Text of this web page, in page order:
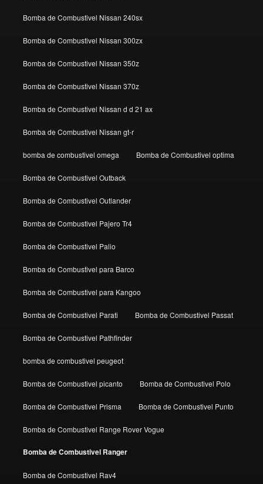
Bomba de Combustivel Nissan 240sx
Bomba de Combustivel Nissan 300zx
Bomba de Combustivel Nissan 350z
Bomba de Combustivel Nissan 370z
Bomba de Combustivel Nissan d d 21 ax
Bomba de Combustivel Nissan gt-r
bomba de combustivel omega Bomba de Combustivel optima
Bomba de Combustivel Outback
Bomba de Combustivel Outlander
Bomba de Combustivel Pajero Tr4
Bomba de Combustivel Palio
Bomba de Combustivel para Barco
Bomba de Combustivel para Kangoo
Bomba de Combustivel Parati Bomba de Combustivel Passat
Bomba de Combustivel Pathfinder
bomba de combustivel peugeot
Bomba de Combustivel picanto Bomba de Combustivel Polo
Bomba de Combustivel Prisma Bomba de Combustivel Punto
Bomba de Combustivel Range Rover Vogue
Bomba de Combustivel Ranger
Bomba de Combustivel Rav4